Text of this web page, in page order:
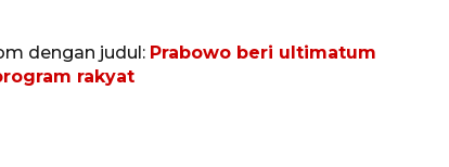
dengan judul: Prabowo beri ultimatum
rakyat